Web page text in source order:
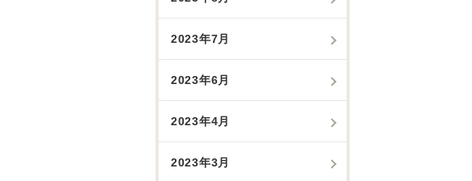
2023年7月
2023年6月
2023年4月
2023年3月